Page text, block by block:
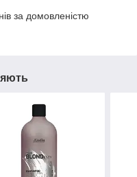
за домовленістю